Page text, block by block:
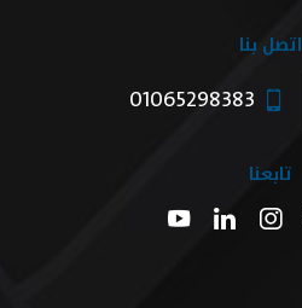
اتصل بنا
01065298383
تابعنا